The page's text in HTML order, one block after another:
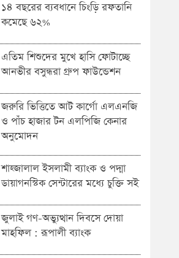
১৪ বছরের ব্যবধানে চিংড়ি রফতানি
কমেছে ৬২%
এতিম শিশুদের মুখে হাসি ফোটাচ্ছে
আনভীর বসুন্ধরা গ্রুপ ফাউন্ডেশন
জরুরি ভিত্তিতে আট কার্গো এলএনজি
ও পাঁচ হাজার টন এলপিজি কেনার
অনুমোদন
শাহ্জালাল ইসলামী ব্যাংক ও পদ্মা
ডায়াগনস্টিক সেন্টারের মধ্যে চুক্তি সই
জুলাই গণ-অভ্যুত্থান দিবসে দোয়া
মাহফিল : রূপালী ব্যাংক